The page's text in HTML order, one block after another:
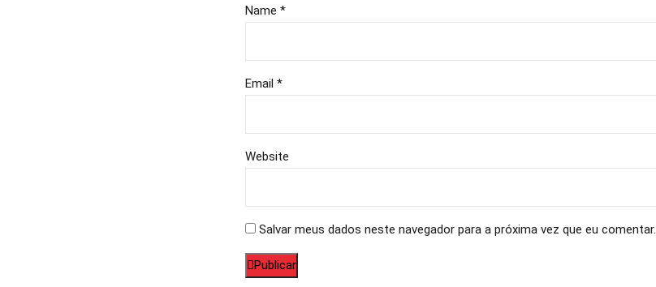
Name *
Email *
Website
Salvar meus dados neste navegador para a próxima vez que eu comentar.
Publicar